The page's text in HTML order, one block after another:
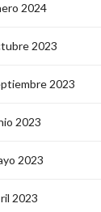
2024
2023
2023
2023
2023
2023